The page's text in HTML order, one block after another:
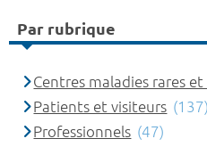
Par rubrique
Centres maladies rares
Patients et visiteurs (137)
Professionnels (47)